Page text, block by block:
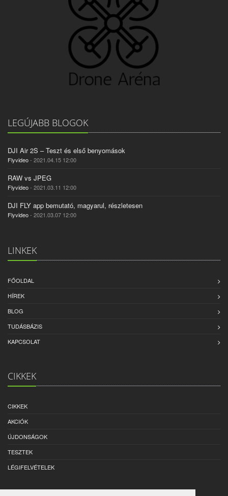
LEGÚJABB BLOGOK
DJI Air 2S – Teszt és első benyomások
Flyvideo- 2021.04.15 12:00
RAW vs JPEG
Flyvideo- 2021.03.11 12:00
DJI FLY app bemutató, magyarul, részletesen
Flyvideo- 2021.03.07 12:00
LINKEK
FŐOLDAL
HÍREK
BLOG
TUDÁSBÁZIS
KAPCSOLAT
CIKKEK
CIKKEK
AKCIÓK
ÚJDONSÁGOK
TESZTEK
LÉGIFELVÉTELEK